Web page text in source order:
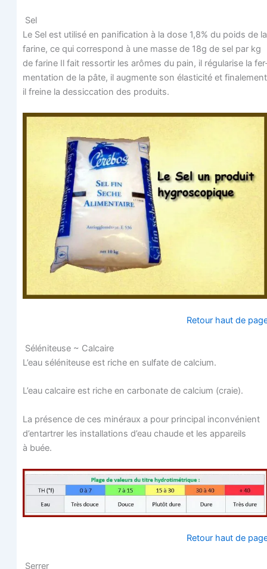
Sel
Le Sel est uti­li­sé en pani­fi­ca­tion à la dose 1,8% du poids de la
farine, ce qui cor­res­pond à une masse de 18g de sel par kg
de farine Il fait res­sor­tir les arômes du pain, il régu­la­rise la
men­ta­tion de la pâte, il aug­mente son élas­ti­ci­té et fina­le­ment
il freine la des­sic­ca­tion des produits.
Retour haut de
Sélé­ni­teuse ~ Calcaire
L’eau sélé­ni­teuse est riche en sul­fate de calcium.
L’eau cal­caire est riche en car­bo­nate de cal­cium (craie).
La pré­sence de ces miné­raux a pour prin­ci­pal incon­vé­nient
d’entartrer les ins­tal­la­tions d’eau chaude et les appa­reils
à buée.
Retour haut de
Serrer